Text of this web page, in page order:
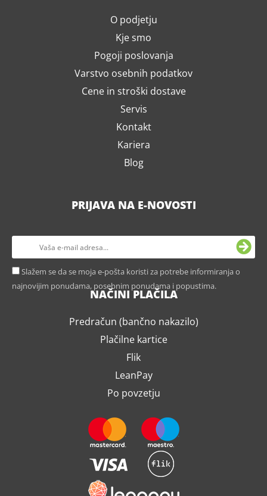
O podjetju
Kje smo
Pogoji poslovanja
Varstvo osebnih podatkov
Cene in stroški dostave
Servis
Kontakt
Kariera
Blog
PRIJAVA NA E-NOVOSTI
Slažem se da se moja e-pošta koristi za potrebe informiranja o
najnovijim ponudama, posebnim ponudama i popustima.
NAČINI PLAČILA
Predračun (bančno nakazilo)
Plačilne kartice
Flik
LeanPay
Po povzetju